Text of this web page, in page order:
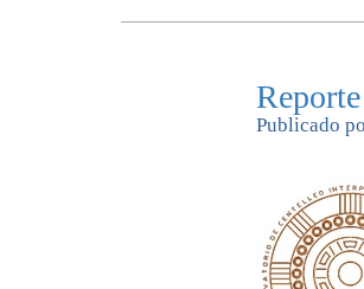
Publicado